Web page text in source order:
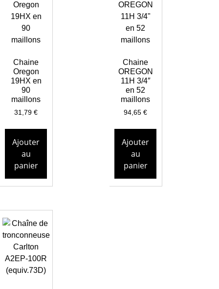
Chaine
Oregon
19HX en
90
maillons
31,79€
Ajouter
au
panier
Chaine
OREGON
11H 3/4″
en 52
maillons
94,65€
Ajouter
au
panier